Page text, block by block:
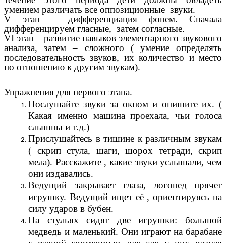
умением различать все оппозиционные звуки.
V этап – дифференциация фонем. Сначала
дифференцируем гласные, затем согласные.
VI этап – развитие навыков элементарного звукового
анализа, затем – сложного ( умение определять
последовательность звуков, их количество и место
по отношению к другим звукам).
Упражнения для первого этапа.
Послушайте звуки за окном и опишите их. (
Какая именно машина проехала, чьи голоса
слышны и т.д.)
Прислушайтесь в тишине к различным звукам
( скрип стула, шаги, шорох тетради, скрип
мела). Расскажите , какие звуки услышали, чем
они издавались.
Ведущий закрывает глаза, логопед прячет
игрушку. Ведущий ищет её , ориентируясь на
силу ударов в бубен.
На стульях сидят две игрушки: большой
медведь и маленький. Они играют на барабане